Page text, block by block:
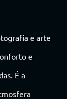
e arte
e
É a